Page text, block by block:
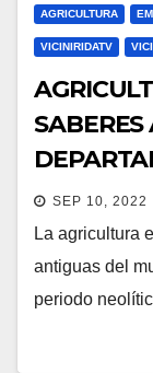
AGRICULTURA
VICINIRIDATV
SABERES
SEP 10, 2022
La agricultura
antiguas del
periodo